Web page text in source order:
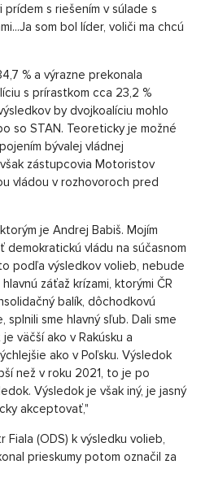
s riešením v súlade s
som bol líder, voliči ma chcú
% a výrazne prekonala
s prírastkom cca 23,2 %
by dvojkoalíciu mohlo
so STAN. Teoreticky je možné
bývalej vládnej
zástupcovia Motoristov
vládou v rozhovoroch pred
je Andrej Babiš. Mojím
vládu na súčasnom
podľa výsledkov volieb, nebude
záťaž krízami, ktorými ČR
balík, dôchodkovú
sme hlavný sľub. Dali sme
väčší ako v Rakúsku a
ako v Poľsku. Výsledok
než v roku 2021, to je po
Výsledok je však iný, je jasný
akceptovať,"
(ODS) k výsledku volieb,
prieskumy potom označil za